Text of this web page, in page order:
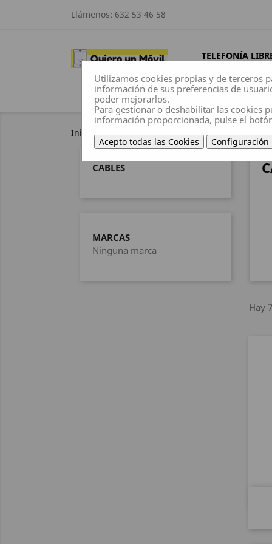
Llámenos: 632 53 46 58
TELEFONÍA
Inicio Accesorios Cables
CABLES
MARCAS
Ninguna marca
Hay
Utilizamos cookies propias y de terceros
información de sus preferencias de
poder mejorarlos.
Para gestionar o deshabilitar las cookies
información proporcionada, pulse el
Acepto todas las Cookies Configuración